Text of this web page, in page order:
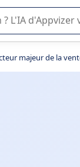
guide dans
majeur de la